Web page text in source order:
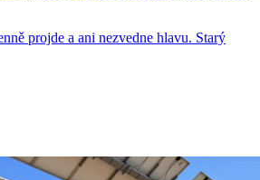
projde a ani nezvedne hlavu. Starý